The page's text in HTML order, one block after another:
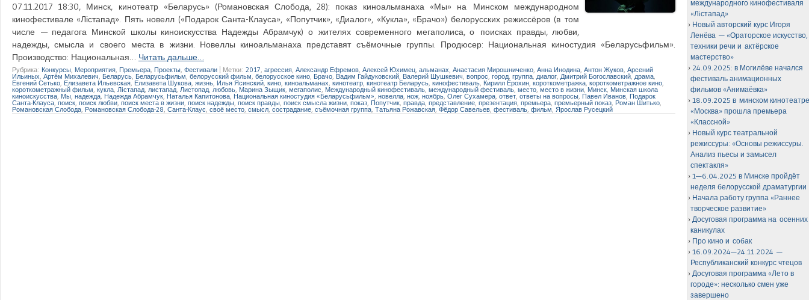
07.11.2017 18:30, Минск, кинотеатр «Беларусь» (Романовская Слобода, 28): показ киноальманаха «Мы» на Минском международном
кинофестивале «Лістапад». Пять новелл («Подарок Санта-Клауса», «Попутчик», «Диалог», «Кукла», «Брачо») белорусских режиссёров (в том
числе — педагога Минской школы киноискусства Надежды Абрамчук) о жителях современного мегаполиса, о поисках правды, любви,
надежды, смысла и своего места в жизни. Новеллы киноальманаха представят съёмочные группы. Продюсер: Национальная киностудия «Беларусьфильм».
Производство: Национальная… Читать дальше…
Рубрика: Конкурсы Мероприятия Премьера Проекты Фестивали Метки: 2017 агрессия Александр Ефремов Алексей Юхимец альманах Анастасия Мирошниченко Анна Инодина Антон Жуков Арсений
Ильиных Артём Михалевич Беларусь Беларусьфильм белорусский фильм белорусское кино Брачо Вадим Гайдуковский Валерий Шушкевич вопрос город группа, диалог Дмитрий Богославский, драма
Евгений Сетько Елизавета Ильевская, Елизавета Шукова жизнь Илья Ясинский кино киноальманах кинотеатр кинотеатр Беларусь кинофестиваль Кирилл Ерохин короткометражка короткометражное кино
короткометражный фильм кукла Лiстапад листапад Листопад любовь Марина Зыщик мегаполис Международный кинофестиваль международный фестиваль место ,место в жизни , Минск Минская школа
киноискусства Мы надежда, Надежда Абрамчук Наталья Капитонова Национальная киностудия «Беларусьфильм» новелла нож ноябрь,Олег Сухамера ответ ответы на вопросы Павел Иванов Подарок
Санта-Клауса ,поиск поиск любви поиск места в жизни поиск надежды поиск правды поиск смысла жизни показ Попутчик правда представление презентация премьера премьерный показ Роман Шитько
Романовская Слобода Романовская Слобода-28 Санта-Клаус своё место смысл ,сострадание съёмочная группа Татьяна Рожавская Фёдор Савельев фестиваль фильм Ярослав Русецкий
международного кинофестиваля
«Лiстапад»
Новый авторский курс Игоря
Ленёва — «Ораторское искусство,
техники речи и актёрское
мастерство»
24.09.2025: в Могилёве начался
фестиваль анимационных
фильмов «Анимаёвка»
18.09.2025 в минском
«Москва» прошла премьера
«Классной»
Новый курс театральной
режиссуры: «Основы режиссуры.
Анализ пьесы и замысел
спектакля»
1—6.04.2025 в Минске пройдёт
неделя белорусской драматургии
Начала работу группа «Раннее
творческое развитие»
Досуговая программа на осенних
каникулах
Про кино и собак
16.09.2024—24.11.2024 —
Республиканский конкурс чтецов
Досуговая программа «Лето в
городе»: несколько смен уже
завершено